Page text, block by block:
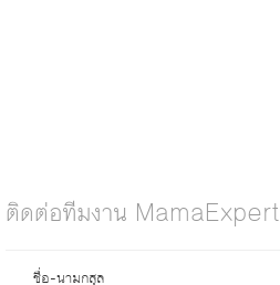
ติดต่อทีมงาน MamaExpert
ชื่อ-นามกสุล